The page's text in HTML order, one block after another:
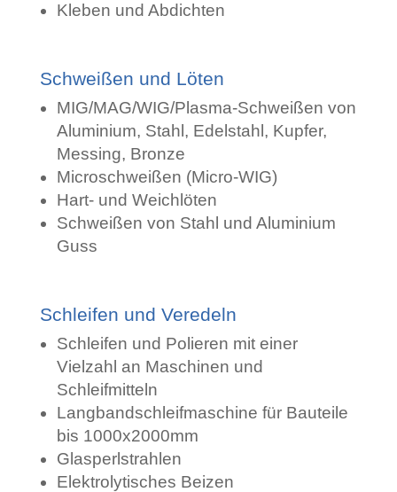
Kleben und Abdichten
Schweißen und Löten
MIG/MAG/WIG/Plasma-Schweißen von
Aluminium, Stahl, Edelstahl, Kupfer,
Messing, Bronze
Microschweißen (Micro-WIG)
Hart- und Weichlöten
Schweißen von Stahl und Aluminium
Guss
Schleifen und Veredeln
Schleifen und Polieren mit einer
Vielzahl an Maschinen und
Schleifmitteln
Langbandschleifmaschine für Bauteile
bis 1000x2000mm
Glasperlstrahlen
Elektrolytisches Beizen